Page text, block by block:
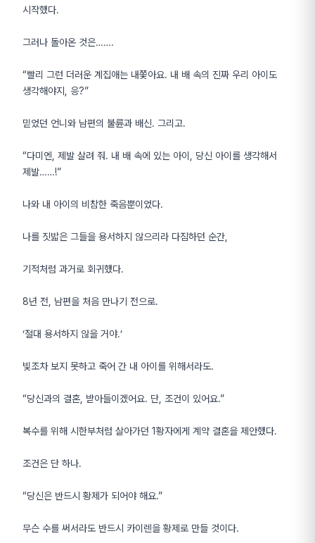
시작했다.
그러나 돌아온 것은…….
“빨리 그런 더러운 계집애는 내쫓아요. 내 배 속의 진짜 우리 아이도
생각해야지, 응?”
믿었던 언니와 남편의 불륜과 배신. 그리고.
“다미엔, 제발 살려 줘. 내 배 속에 있는 아이, 당신 아이를 생각해서
제발……!”
나와 내 아이의 비참한 죽음뿐이었다.
나를 짓밟은 그들을 용서하지 않으리라 다짐하던 순간,
기적처럼 과거로 회귀했다.
8년 전, 남편을 처음 만나기 전으로.
‘절대 용서하지 않을 거야.’
빛조차 보지 못하고 죽어 간 내 아이를 위해서라도.
“당신과의 결혼, 받아들이겠어요. 단, 조건이 있어요.”
복수를 위해 시한부처럼 살아가던 1황자에게 계약 결혼을 제안했다.
조건은 단 하나.
“당신은 반드시 황제가 되어야 해요.”
무슨 수를 써서라도 반드시 카이렌을 황제로 만들 것이다.